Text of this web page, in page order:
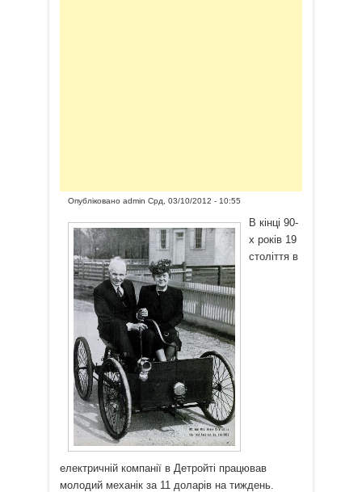
Опублікованоadmin Срд, 03/10/2012 - 10:55
В кінці 90-
х років 19
століття в
електричній компанії в Детройті працював
молодий механік за 11 доларів на тиждень.